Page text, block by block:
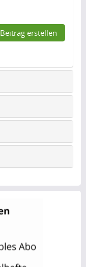
Beitrag erstellen